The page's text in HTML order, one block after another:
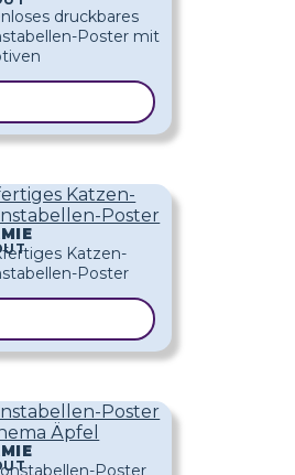
Katzen-
Poster
Poster
Äpfel